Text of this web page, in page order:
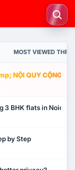
MOST VIEWED
NỘI QUY CỘNG
BHK flats in Noida?
by Step